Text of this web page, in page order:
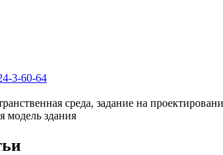
3-60-64
среда, задание на
модель здания